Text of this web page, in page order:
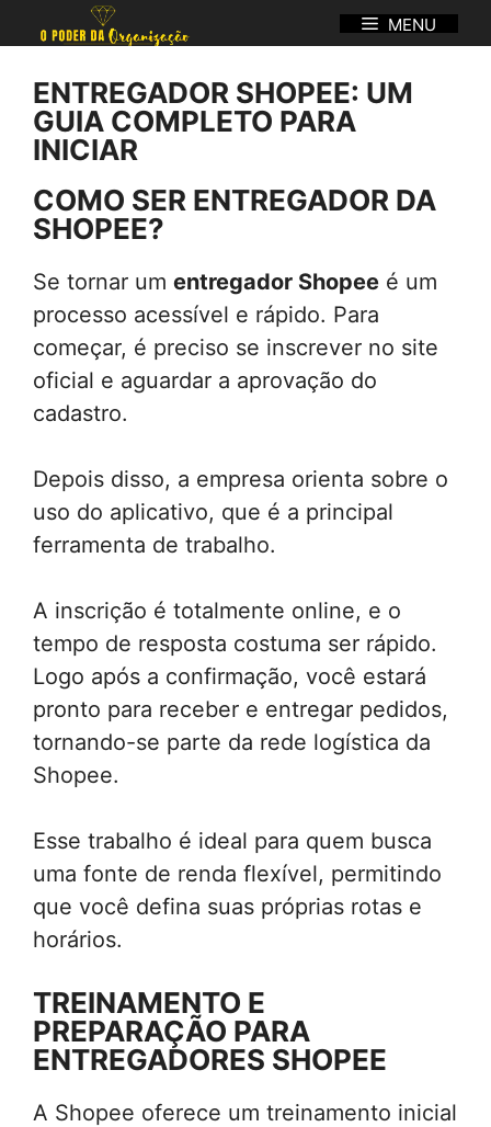
para
conteúdo
MENU
ENTREGADOR SHOPEE: UM
GUIA COMPLETO PARA
INICIAR
COMO SER ENTREGADOR DA
SHOPEE?
Se tornar um entregador Shopee é um
processo acessível e rápido. Para
começar, é preciso se inscrever no site
oficial e aguardar a aprovação do
cadastro.
Depois disso, a empresa orienta sobre o
uso do aplicativo, que é a principal
ferramenta de trabalho.
A inscrição é totalmente online, e o
tempo de resposta costuma ser rápido.
Logo após a confirmação, você estará
pronto para receber e entregar pedidos,
tornando-se parte da rede logística da
Shopee.
Esse trabalho é ideal para quem busca
uma fonte de renda flexível, permitindo
que você defina suas próprias rotas e
horários.
TREINAMENTO E
PREPARAÇÃO PARA
ENTREGADORES SHOPEE
A Shopee oferece um treinamento inicial